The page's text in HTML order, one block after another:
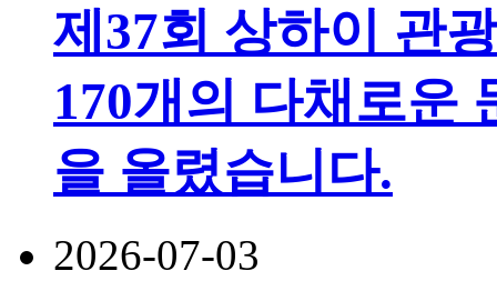
제37회 상하이 관
170개의 다채로운
을 올렸습니다.
2026-07-03